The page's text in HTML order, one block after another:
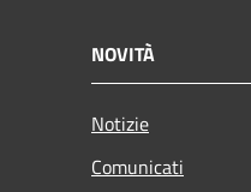
NOVITÀ
Notizie
Comunicati